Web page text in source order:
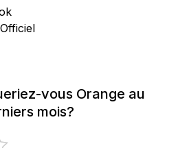
vous Orange au
mois?